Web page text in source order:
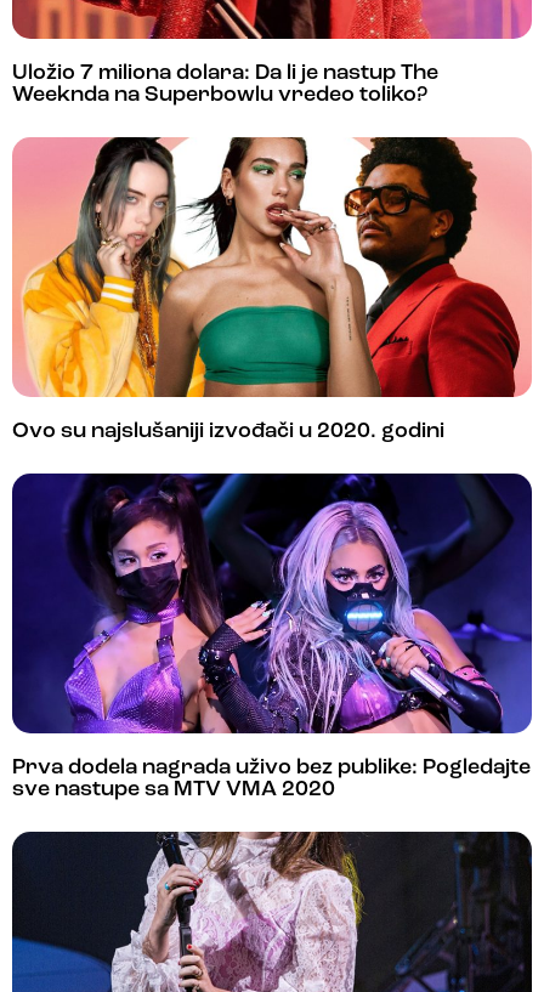
Uložio 7 miliona dolara: Da li je nastup The
Weeknda na Superbowlu vredeo toliko?
Ovo su najslušaniji izvođači u 2020. godini
Prva dodela nagrada uživo bez publike: Pogledajte
sve nastupe sa MTV VMA 2020